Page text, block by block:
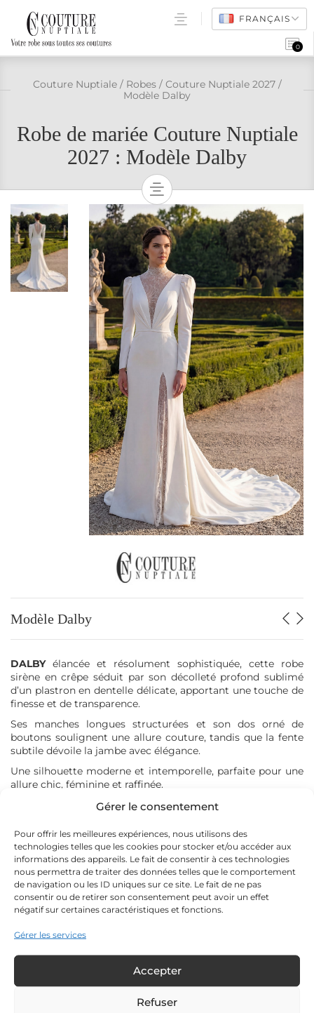
Gérer le consentement
Pour offrir les meilleures expériences, nous utilisons des
technologies telles que les cookies pour stocker et/ou accéder aux
informations des appareils. Le fait de consentir à ces technologies
nous permettra de traiter des données telles que le comportement
de navigation ou les ID uniques sur ce site. Le fait de ne pas
consentir ou de retirer son consentement peut avoir un effet
négatif sur certaines caractéristiques et fonctions.
Gérer les services
Accepter
Refuser
FRANÇAIS
0
POINTS DE VENTE
FAQ
ACCÈS PRO
Couture Nuptiale/ Robes/ Couture Nuptiale 2027/
Modèle Dalby
Robe de mariée Couture Nuptiale
2027 : Modèle Dalby
ROBES DE MARIÉES
TOUS LES MODÈLES
ROBES JUSQU’À -70%
GRANDES TAILLES
PAR STYLE
Fluide - Sirène
Trapèze
Volume
PAR PRIX
De 499 à 749 €
De 750 à 999 €
De 1000 à 1249 €
De 1250 à 1499 €
De 1500 à 1749 €
De 1750 à 1999 €
De 2000 à 2500 €
PAR MARQUE
Atelier Nuptial 2027
Couture Nuptiale 2027
Rose Angel 2026
Rose Angel 2027
MA SÉLECTION
Aucun produit dans votre sélection
Voir ma sélection
Modèle Dalby
DALBYélancée et résolument sophistiquée, cette robe
sirène en crêpe séduit par son décolleté profond sublimé
d’un plastron en dentelle délicate, apportant une touche de
finesse et de transparence.
Ses manches longues structurées et son dos orné de
boutons soulignent une allure couture, tandis que la fente
subtile dévoile la jambe avec élégance.
Une silhouette moderne et intemporelle, parfaite pour une
allure chic, féminine et raffinée.
modifications (qui donnent lieues à un devis) sur ce modèle
lors de votre rendez-vous.
Quelle est ma taille ?